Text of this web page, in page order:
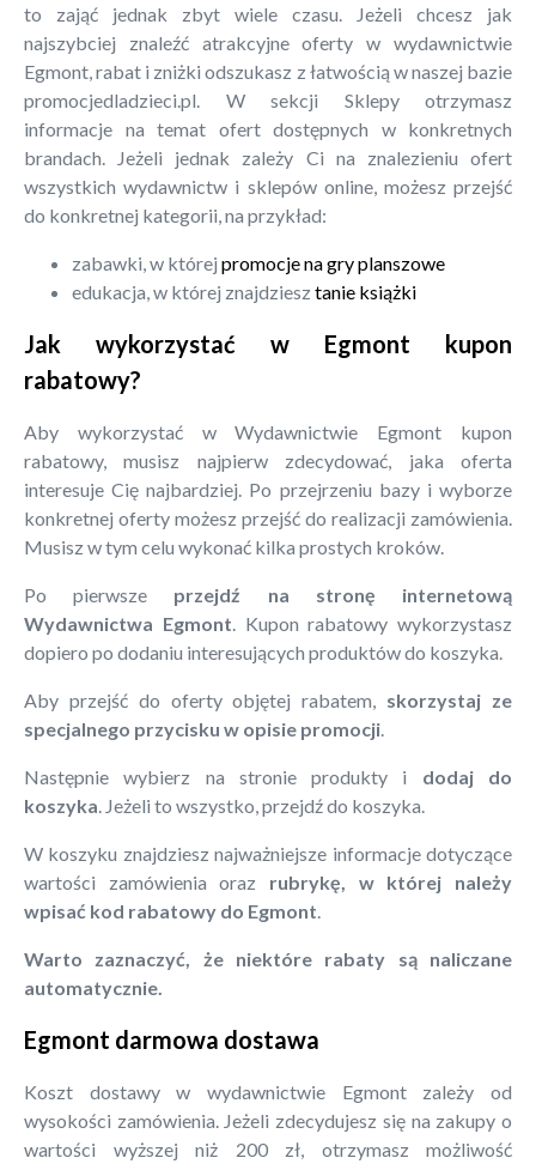
to zająć jednak zbyt wiele czasu. Jeżeli chcesz jak
najszybciej znaleźć atrakcyjne oferty w wydawnictwie
Egmont, rabat i zniżki odszukasz z łatwością w naszej bazie
promocjedladzieci.pl. W sekcji Sklepy otrzymasz
informacje na temat ofert dostępnych w konkretnych
brandach. Jeżeli jednak zależy Ci na znalezieniu ofert
wszystkich wydawnictw i sklepów online, możesz przejść
do konkretnej kategorii, na przykład:
zabawki, w której promocje na gry planszowe
edukacja, w której znajdziesz tanie książki
Jak wykorzystać w Egmont kupon
rabatowy?
Aby wykorzystać w Wydawnictwie Egmont kupon
rabatowy, musisz najpierw zdecydować, jaka oferta
interesuje Cię najbardziej. Po przejrzeniu bazy i wyborze
konkretnej oferty możesz przejść do realizacji zamówienia.
Musisz w tym celu wykonać kilka prostych kroków.
Po pierwsze przejdź na stronę internetową
Wydawnictwa Egmont. Kupon rabatowy wykorzystasz
dopiero po dodaniu interesujących produktów do koszyka.
Aby przejść do oferty objętej rabatem, skorzystaj ze
specjalnego przycisku w opisie promocji.
Następnie wybierz na stronie produkty i dodaj do
koszyka. Jeżeli to wszystko, przejdź do koszyka.
W koszyku znajdziesz najważniejsze informacje dotyczące
wartości zamówienia oraz rubrykę, w której należy
wpisać kod rabatowy do Egmont.
Warto zaznaczyć, że niektóre rabaty są naliczane
automatycznie.
Egmont darmowa dostawa
Koszt dostawy w wydawnictwie Egmont zależy od
wysokości zamówienia. Jeżeli zdecydujesz się na zakupy o
wartości wyższej niż 200 zł, otrzymasz możliwość